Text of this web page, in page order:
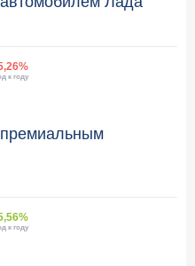
к году
к году